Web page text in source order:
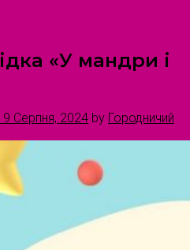
«У мандри і
Серпня, 2024 by Городничий